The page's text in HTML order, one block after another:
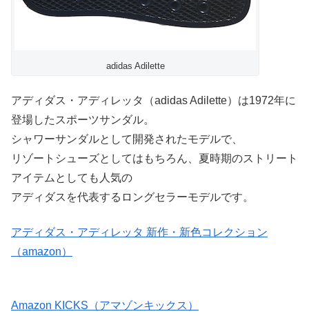
adidas Adilette
アディダス・アディレッタ（adidas Adilette）は1972年に
登場したスポーツサンダル。
シャワーサンダルとして開発されたモデルで、
リゾートシューズとしてはもちろん、夏時期のストリート
アイテムとしても人気の
アディダスを代表するロングセラーモデルです。
アディダス・アディレッタ 新作・新色コレクション
（amazon）
Amazon KICKS（アマゾンキックス）